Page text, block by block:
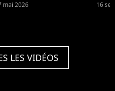
mai 2026 16
LES VIDÉOS